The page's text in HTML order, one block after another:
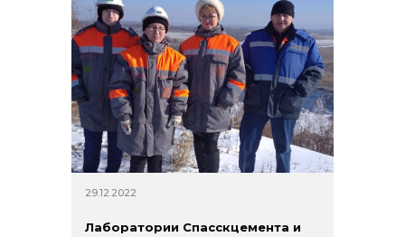
Контакты
29.12.2022
Лаборатории Спасскцемента и